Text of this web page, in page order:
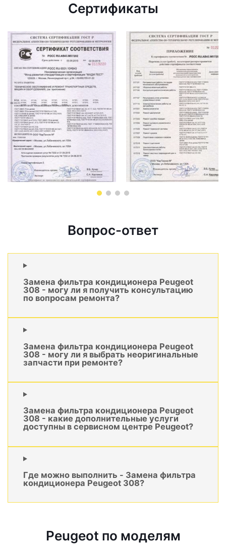
Сертификаты
Вопрос-ответ
Замена фильтра кондиционера Peugeot
308 - могу ли я получить консультацию
по вопросам ремонта?
Замена фильтра кондиционера Peugeot
308 - могу ли я выбрать неоригинальные
запчасти при ремонте?
Замена фильтра кондиционера Peugeot
308 - какие дополнительные услуги
доступны в сервисном центре Peugeot?
Где можно выполнить - Замена фильтра
кондиционера Peugeot 308?
Peugeot по моделям